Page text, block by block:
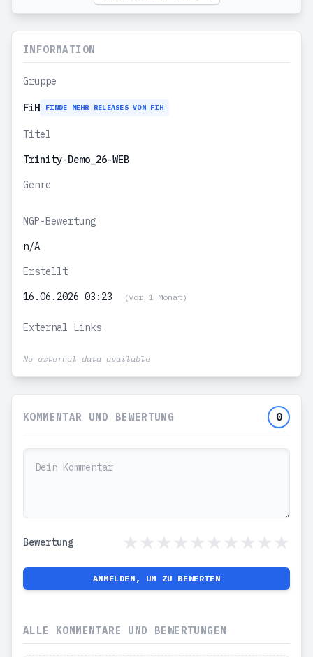
INFORMATION
Gruppe
FiH FINDE MEHR RELEASES VON FIH
Titel
Trinity-Demo_26-WEB
Genre
NGP-Bewertung
n/A
Erstellt
16.06.2026 03:23
(vor 1 Monat)
External Links
No external data available
KOMMENTAR UND BEWERTUNG 0
Bewertung
ANMELDEN, UM ZU BEWERTEN
ALLE KOMMENTARE UND BEWERTUNGEN